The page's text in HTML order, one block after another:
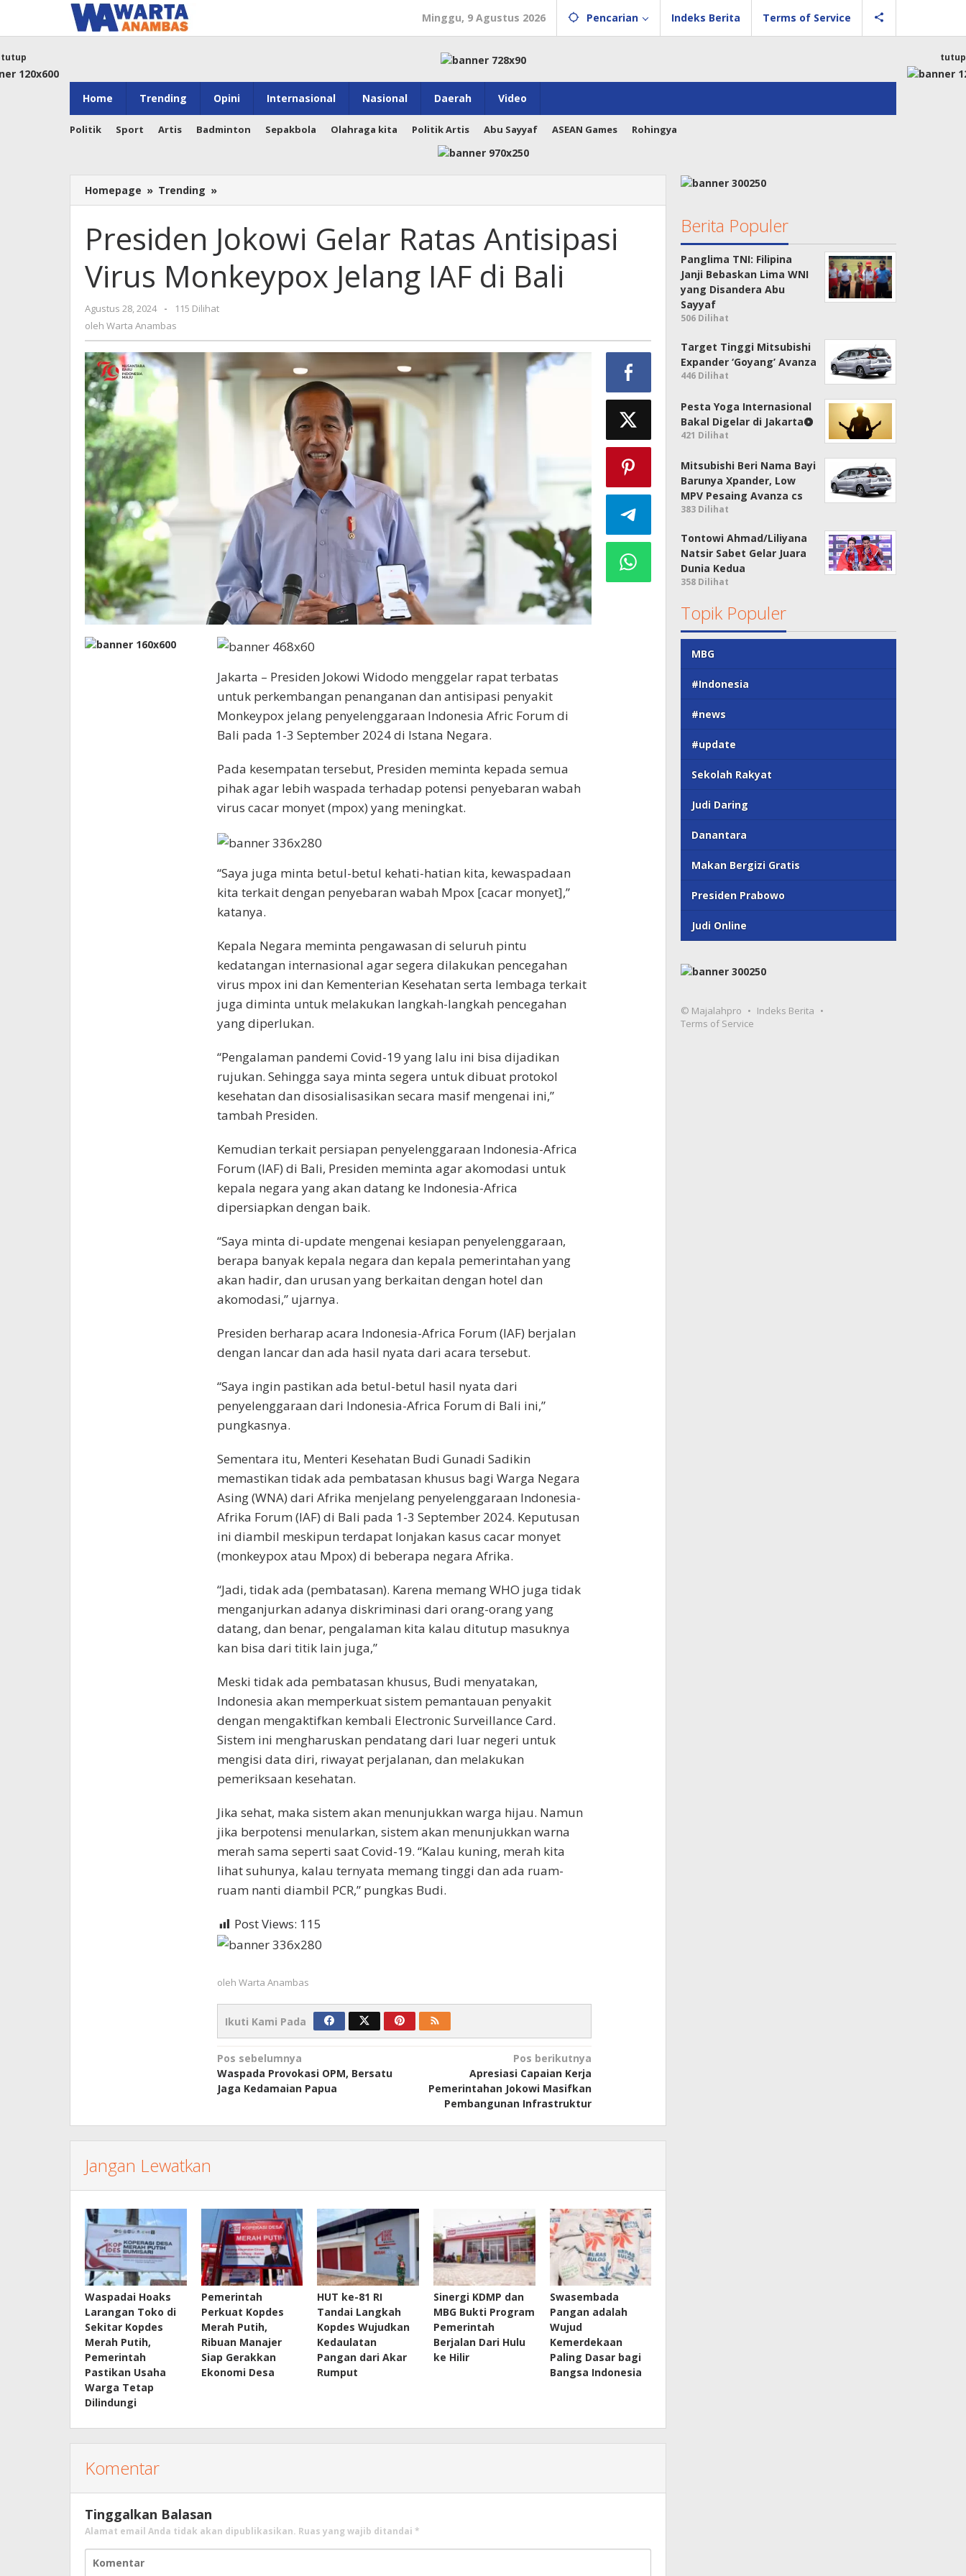
konten
Minggu, 9 Agustus 2026 Pencarian Indeks Berita Terms of Service
Home Trending Opini Internasional Nasional Daerah Video
Politik Sport Artis Badminton Sepakbola Olahraga kita Politik Artis Abu Sayyaf ASEAN Games Rohingya
tutup tutup
Homepage » Trending »
Jokowi
Ratas
Antisipasi
Virus
Monkeypox
IAF
Bali
Presiden Jokowi Gelar Ratas Antisipasi
Virus Monkeypox Jelang IAF di Bali
Agustus 28, 2024
oleh
-
115 Dilihat
oleh Warta Anambas
Jakarta – Presiden Jokowi Widodo menggelar rapat terbatas
untuk perkembangan penanganan dan antisipasi penyakit
Monkeypox jelang penyelenggaraan Indonesia Afric Forum di
Bali pada 1-3 September 2024 di Istana Negara.
Pada kesempatan tersebut, Presiden meminta kepada semua
pihak agar lebih waspada terhadap potensi penyebaran wabah
virus cacar monyet (mpox) yang meningkat.
“Saya juga minta betul-betul kehati-hatian kita, kewaspadaan
kita terkait dengan penyebaran wabah Mpox [cacar monyet],”
katanya.
Kepala Negara meminta pengawasan di seluruh pintu
kedatangan internasional agar segera dilakukan pencegahan
virus mpox ini dan Kementerian Kesehatan serta lembaga terkait
juga diminta untuk melakukan langkah-langkah pencegahan
yang diperlukan.
“Pengalaman pandemi Covid-19 yang lalu ini bisa dijadikan
rujukan. Sehingga saya minta segera untuk dibuat protokol
kesehatan dan disosialisasikan secara masif mengenai ini,”
tambah Presiden.
Kemudian terkait persiapan penyelenggaraan Indonesia-Africa
Forum (IAF) di Bali, Presiden meminta agar akomodasi untuk
kepala negara yang akan datang ke Indonesia-Africa
dipersiapkan dengan baik.
“Saya minta di-update mengenai kesiapan penyelenggaraan,
berapa banyak kepala negara dan kepala pemerintahan yang
akan hadir, dan urusan yang berkaitan dengan hotel dan
akomodasi,” ujarnya.
Presiden berharap acara Indonesia-Africa Forum (IAF) berjalan
dengan lancar dan ada hasil nyata dari acara tersebut.
“Saya ingin pastikan ada betul-betul hasil nyata dari
penyelenggaraan dari Indonesia-Africa Forum di Bali ini,”
pungkasnya.
Sementara itu, Menteri Kesehatan Budi Gunadi Sadikin
memastikan tidak ada pembatasan khusus bagi Warga Negara
Asing (WNA) dari Afrika menjelang penyelenggaraan Indonesia-
Afrika Forum (IAF) di Bali pada 1-3 September 2024. Keputusan
ini diambil meskipun terdapat lonjakan kasus cacar monyet
(monkeypox atau Mpox) di beberapa negara Afrika.
“Jadi, tidak ada (pembatasan). Karena memang WHO juga tidak
menganjurkan adanya diskriminasi dari orang-orang yang
datang, dan benar, pengalaman kita kalau ditutup masuknya
kan bisa dari titik lain juga,”
Meski tidak ada pembatasan khusus, Budi menyatakan,
Indonesia akan memperkuat sistem pemantauan penyakit
dengan mengaktifkan kembali Electronic Surveillance Card.
Sistem ini mengharuskan pendatang dari luar negeri untuk
mengisi data diri, riwayat perjalanan, dan melakukan
pemeriksaan kesehatan.
Jika sehat, maka sistem akan menunjukkan warga hijau. Namun
jika berpotensi menularkan, sistem akan menunjukkan warna
merah sama seperti saat Covid-19. “Kalau kuning, merah kita
lihat suhunya, kalau ternyata memang tinggi dan ada ruam-
ruam nanti diambil PCR,” pungkas Budi.
Post Views: 115
oleh Warta Anambas
Ikuti Kami Pada
Navigasi
pos
Pos sebelumnya
Waspada Provokasi OPM, Bersatu
Jaga Kedamaian Papua
Pos berikutnya
Apresiasi Capaian Kerja
Pemerintahan Jokowi Masifkan
Pembangunan Infrastruktur
Jangan Lewatkan
Waspadai Hoaks
Larangan Toko di
Sekitar Kopdes
Merah Putih,
Pemerintah
Pastikan Usaha
Warga Tetap
Dilindungi
Pemerintah
Perkuat Kopdes
Merah Putih,
Ribuan Manajer
Siap Gerakkan
Ekonomi Desa
HUT ke-81 RI
Tandai Langkah
Kopdes Wujudkan
Kedaulatan
Pangan dari Akar
Rumput
Sinergi KDMP dan
MBG Bukti Program
Pemerintah
Berjalan Dari Hulu
ke Hilir
Swasembada
Pangan adalah
Wujud
Kemerdekaan
Paling Dasar bagi
Bangsa Indonesia
Komentar
Tinggalkan Balasan
Alamat email Anda tidak akan dipublikasikan. Ruas yang wajib ditandai *
Berita Populer
Panglima TNI: Filipina
Janji Bebaskan Lima WNI
yang Disandera Abu
Sayyaf
506 Dilihat
Target Tinggi Mitsubishi
Expander ‘Goyang’ Avanza
446 Dilihat
Pesta Yoga Internasional
Bakal Digelar di Jakarta
421 Dilihat
Mitsubishi Beri Nama Bayi
Barunya Xpander, Low
MPV Pesaing Avanza cs
383 Dilihat
Tontowi Ahmad/Liliyana
Natsir Sabet Gelar Juara
Dunia Kedua
358 Dilihat
Topik Populer
MBG
#Indonesia
#news
#update
Sekolah Rakyat
Judi Daring
Danantara
Makan Bergizi Gratis
Presiden Prabowo
Judi Online
© Majalahpro
Indeks Berita
Terms of Service